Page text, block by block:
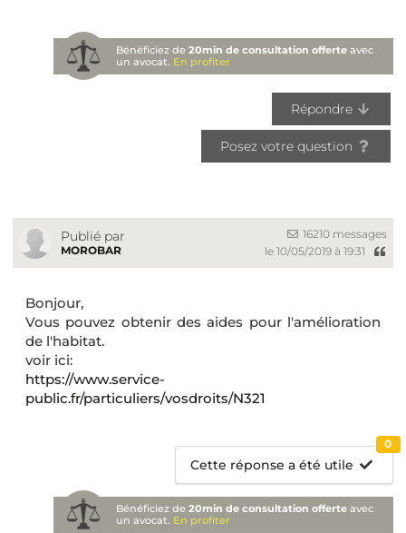
Bénéficiez de20min de consultation offerte avec
un avocat. En profiter
Répondre
Posez votre question
Publié par
MOROBAR
16210 messages
le 10/05/2019 à 19:31
Bonjour,
Vous pouvez obtenir des aides pour l'amélioration
de l'habitat.
voir ici:
https://www.service-
public.fr/particuliers/vosdroits/N321
Cette réponse a été utile
0
Bénéficiez de20min de consultation offerte avec
un avocat. En profiter